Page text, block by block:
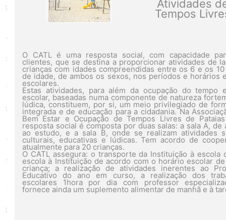
Atividades
Tempos
O CATL é uma resposta social, com capacidade
clientes, que se destina a proporcionar atividades de
crianças com idades compreendidas entre os 6 e os 10
de idade, de ambos os sexos, nos períodos e horários
escolares.
Estas atividades, para além da ocupação do tempo
escolar, baseadas numa componente de natureza
lúdica, constituem, por si, um meio privilegiado de
integrada e de educação para a cidadania. Na
Bem Estar e Ocupação de Tempos Livres de
resposta social é composta por duas salas: a sala A, de
ao estudo, e a sala B, onde se realizam atividades
culturais, educativas e lúdicas. Tem acordo de
atualmente para 20 crianças.
O CATL assegura: o transporte da Instituição à escola
escola à Instituição de acordo com o horário escolar de
criança; a realização de atividades inerentes ao
Educativo do ano em curso, a realização dos
escolares 1hora por dia com professor
fornece ainda um suplemento alimentar de manhã e à